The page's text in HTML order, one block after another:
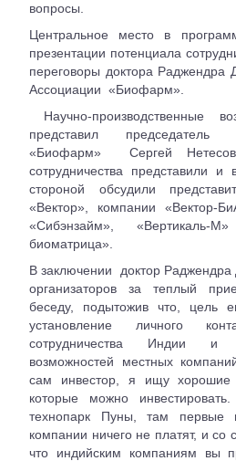
вопросы.
Центральное место в
презентации потенциала
переговоры доктора Раджендра
Ассоциации «Биофарм».
Научно-производственные
представил председатель
«Биофарм» Сергей
сотрудничества представили и
стороной обсудили
«Вектор», компании «Вектор-
«Сибэнзайм», «Вертикаль-
биоматрица».
В заключении доктор Раджендра
организаторов за теплый
беседу, подытожив что, цель
установление личного
сотрудничества Индии и
возможностей местных
сам инвестор, я ищу хорошие
которые можно
технопарк Пуны, там первые
компании ничего не платят, и со
что индийским компаниям вы